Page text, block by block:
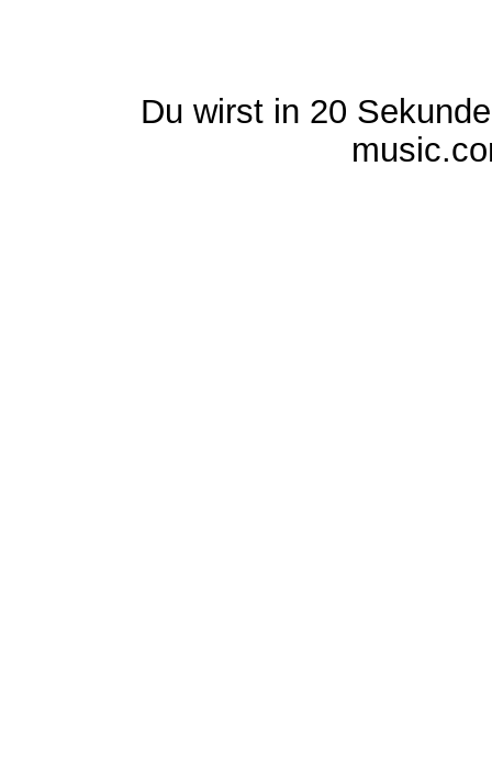
Du wirst in 20